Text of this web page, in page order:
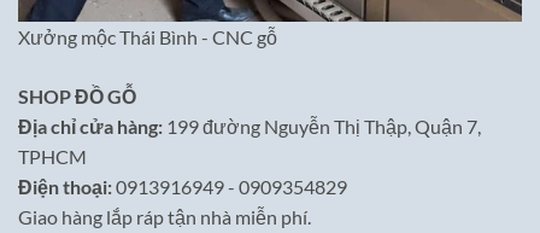
Xưởng mộc Thái Bình - CNC gỗ
SHOP ĐỒ GỖ
Địa chỉ cửa hàng: 199 đường Nguyễn Thị Thập, Quận 7,
TPHCM
Điện thoại:0913916949 - 0909354829
Giao hàng lắp ráp tận nhà miễn phí.